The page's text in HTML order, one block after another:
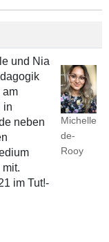
und Nia
am
in
neben
im Tut!-
Michelle
de-
Rooy